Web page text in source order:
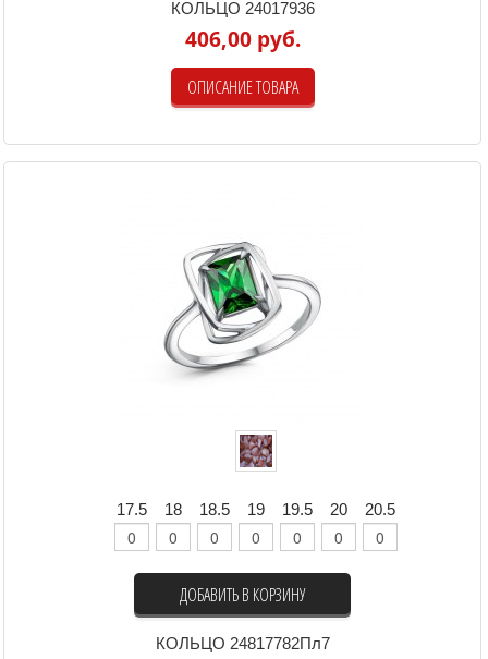
КОЛЬЦО 24017936
406,00 руб.
ОПИСАНИЕ ТОВАРА
17.5 18 18.5 19 19.5 20 20.5
ДОБАВИТЬ В КОРЗИНУ
КОЛЬЦО 24817782Пл7